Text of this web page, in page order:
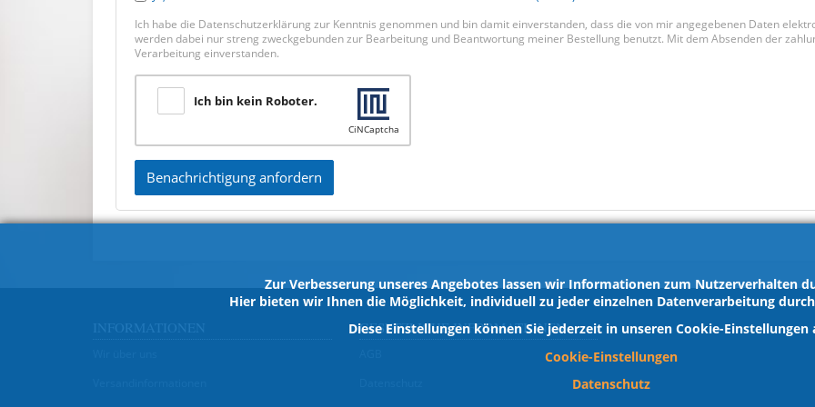
Zur Verbesserung unseres Angebotes lassen wir Informationen zum Nutzerverhalten
Hier bieten wir Ihnen die Möglichkeit, individuell zu jeder einzelnen Datenverarbeitung
Diese Einstellungen können Sie jederzeit in unseren Cookie-Einstellungen
Cookie-Einstellungen
Datenschutz
Ich habe die Datenschutzerklärung zur Kenntnis genommen und bin damit einverstanden, dass die von mir angegebenen Daten
werden dabei nur streng zweckgebunden zur Bearbeitung und Beantwortung meiner Bestellung benutzt. Mit dem Absenden der
Verarbeitung einverstanden.
Ich bin kein Roboter.
CiNCaptcha
Benachrichtigung anfordern
GESETZLICHE INFORMATIONEN